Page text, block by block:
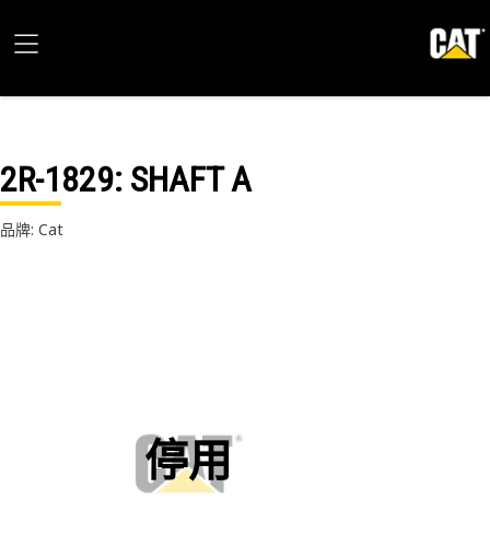
2R-1829: SHAFT A
品牌: Cat
停用